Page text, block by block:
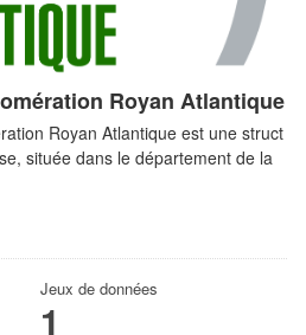
Royan Atlantique
Royan Atlantique est une struct
située dans le département de la
Jeux de données
1